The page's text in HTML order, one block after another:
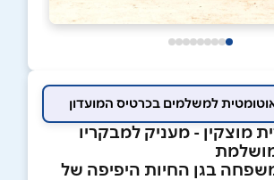
מוצקין - מעניק למבקריו
מושלמת
בגן החיות היפיפה של